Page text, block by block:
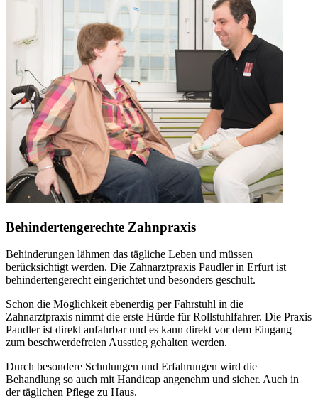
Behindertengerechte Zahnpraxis
Behinderungen lähmen das tägliche Leben und müssen
berücksichtigt werden. Die Zahnarztpraxis Paudler in Erfurt ist
behindertengerecht eingerichtet und besonders geschult.
Schon die Möglichkeit ebenerdig per Fahrstuhl in die
Zahnarztpraxis nimmt die erste Hürde für Rollstuhlfahrer. Die Praxis
Paudler ist direkt anfahrbar und es kann direkt vor dem Eingang
zum beschwerdefreien Ausstieg gehalten werden.
Durch besondere Schulungen und Erfahrungen wird die
Behandlung so auch mit Handicap angenehm und sicher. Auch in
der täglichen Pflege zu Haus.